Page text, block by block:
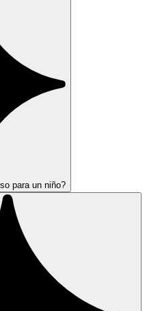
para un niño?